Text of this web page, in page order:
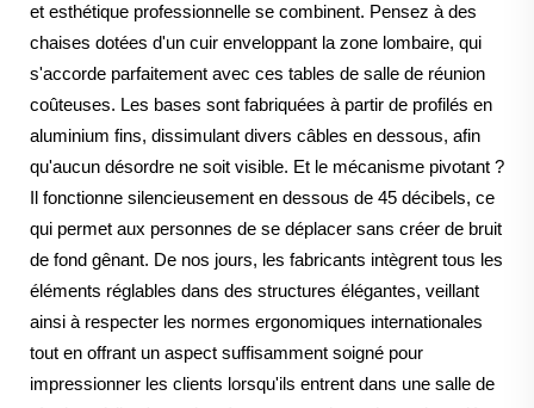
et esthétique professionnelle se combinent. Pensez à des
chaises dotées d'un cuir enveloppant la zone lombaire, qui
s'accorde parfaitement avec ces tables de salle de réunion
coûteuses. Les bases sont fabriquées à partir de profilés en
aluminium fins, dissimulant divers câbles en dessous, afin
qu'aucun désordre ne soit visible. Et le mécanisme pivotant ?
Il fonctionne silencieusement en dessous de 45 décibels, ce
qui permet aux personnes de se déplacer sans créer de bruit
de fond gênant. De nos jours, les fabricants intègrent tous les
éléments réglables dans des structures élégantes, veillant
ainsi à respecter les normes ergonomiques internationales
tout en offrant un aspect suffisamment soigné pour
impressionner les clients lorsqu'ils entrent dans une salle de